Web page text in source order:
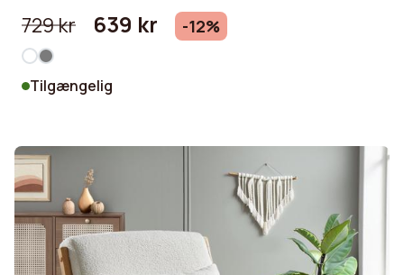
729 kr 639 kr -12%
Tilgængelig